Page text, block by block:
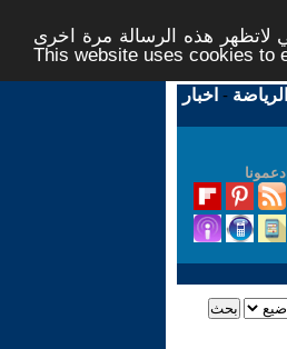
هذه الرسالة مرة اخرى -
This website uses cookies to
- اخبار